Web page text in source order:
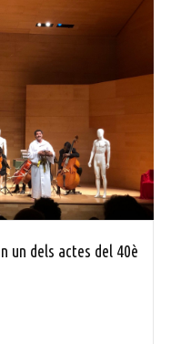
un dels actes del 40è